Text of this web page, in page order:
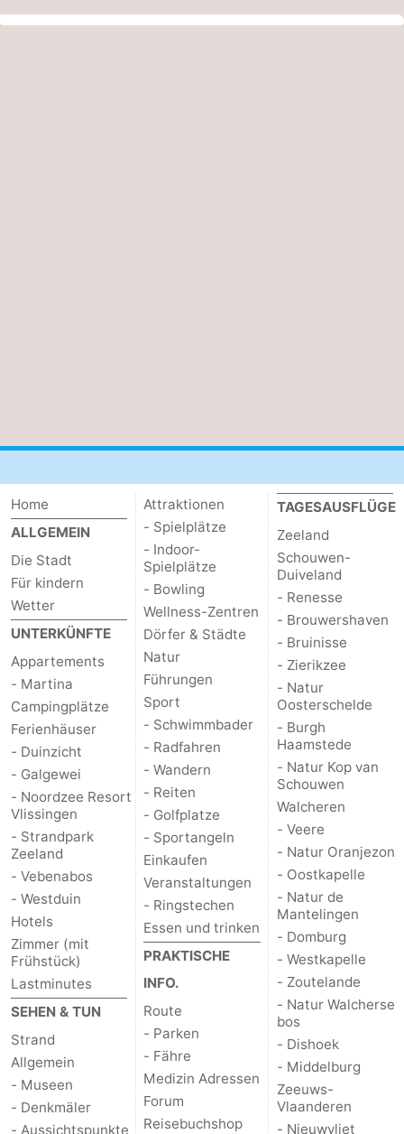
Home
ALLGEMEIN
Die Stadt
Für kindern
Wetter
UNTERKÜNFTE
Appartements
- Martina
Campingplätze
Ferienhäuser
- Duinzicht
- Galgewei
- Noordzee Resort
Vlissingen
- Strandpark
Zeeland
- Vebenabos
- Westduin
Hotels
Zimmer (mit
Frühstück)
Lastminutes
SEHEN & TUN
Strand
Allgemein
- Museen
- Denkmäler
- Aussichtspunkte
Attraktionen
- Spielplätze
- Indoor-
Spielplätze
- Bowling
Wellness-Zentren
Dörfer & Städte
Natur
Führungen
Sport
- Schwimmbader
- Radfahren
- Wandern
- Reiten
- Golfplatze
- Sportangeln
Einkaufen
Veranstaltungen
- Ringstechen
Essen und trinken
PRAKTISCHE
INFO.
Route
- Parken
- Fähre
Medizin Adressen
Forum
Reisebuchshop
TAGESAUSFLÜGE
Zeeland
Schouwen-
Duiveland
- Renesse
- Brouwershaven
- Bruinisse
- Zierikzee
- Natur
Oosterschelde
- Burgh
Haamstede
- Natur Kop van
Schouwen
Walcheren
- Veere
- Natur Oranjezon
- Oostkapelle
- Natur de
Mantelingen
- Domburg
- Westkapelle
- Zoutelande
- Natur Walcherse
bos
- Dishoek
- Middelburg
Zeeuws-
Vlaanderen
- Nieuwvliet